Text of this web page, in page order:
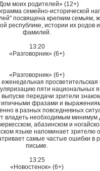
моих родителей» (12+)
семейно-исторической
посвящена крепким семьям,
республике, истории их родов
фамилий.
13:20
«Разговорник» (6+)
«Разговорник» (6+)
еженедельная
пяти национальных
передачи зрители
фразами и
в разных повседневных
владеть необходимым
абазинском и
языке напоминает зрителю
самые частые ошибки в
письме.
13:25
«Новостенок» (6+)